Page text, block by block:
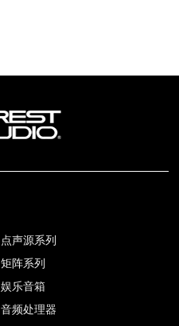
点声源系列
矩阵系列
娱乐音箱
音频处理器